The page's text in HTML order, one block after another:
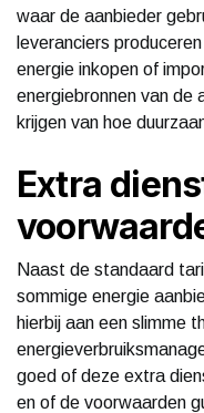
waar de aanbieder
leveranciers
energie inkopen of
energiebronnen van de
krijgen van hoe
Extra
Naast de standaard
sommige energie
hierbij aan een slimme
goed of deze extra
en of de voorwaarden